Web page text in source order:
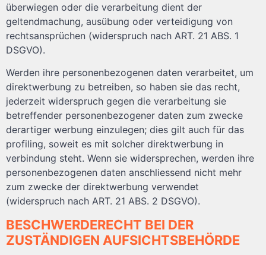
überwiegen oder die verarbeitung dient der
geltendmachung, ausübung oder verteidigung von
rechtsansprüchen (widerspruch nach ART. 21 ABS. 1
DSGVO).
Werden ihre personenbezogenen daten verarbeitet, um
direktwerbung zu betreiben, so haben sie das recht,
jederzeit widerspruch gegen die verarbeitung sie
betreffender personenbezogener daten zum zwecke
derartiger werbung einzulegen; dies gilt auch für das
profiling, soweit es mit solcher direktwerbung in
verbindung steht. Wenn sie widersprechen, werden ihre
personenbezogenen daten anschliessend nicht mehr
zum zwecke der direktwerbung verwendet
(widerspruch nach ART. 21 ABS. 2 DSGVO).
BESCHWERDE­RECHT BEI DER
ZUSTÄNDIGEN AUFSICHTS­BEHÖRDE